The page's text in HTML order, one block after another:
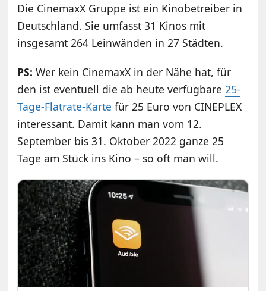
Die CinemaxX Gruppe ist ein Kinobetreiber in
Deutschland. Sie umfasst 31 Kinos mit
insgesamt 264 Leinwänden in 27 Städten.
PS: Wer kein CinemaxX in der Nähe hat, für
den ist eventuell die ab heute verfügbare 25-
Tage-Flatrate-Karte für 25 Euro von CINEPLEX
interessant. Damit kann man vom 12.
September bis 31. Oktober 2022 ganze 25
Tage am Stück ins Kino – so oft man will.